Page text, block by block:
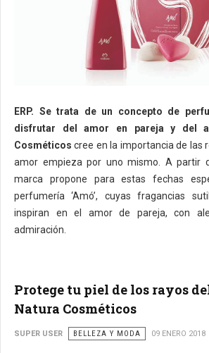
ERP. Se trata de un concepto de
disfrutar del amor en pareja y del
Cosméticos cree en la importancia de las
amor empieza por uno mismo. A partir
marca propone para estas fechas
perfumería ‘Amó’, cuyas fragancias
inspiran en el amor de pareja, con
admiración.
Protege tu piel de los rayos
Natura Cosméticos
SUPER USER BELLEZA Y MODA 09 ENERO 2018